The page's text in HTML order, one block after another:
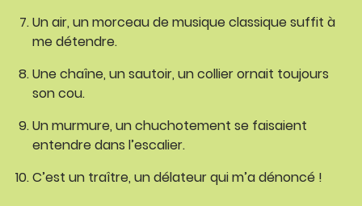
Un air, un morceau de musique classique suffit à
me détendre.
Une chaîne, un sautoir, un collier ornait toujours
son cou.
Un murmure, un chuchotement se faisaient
entendre dans l’escalier.
C’est un traître, un délateur qui m’a dénoncé !